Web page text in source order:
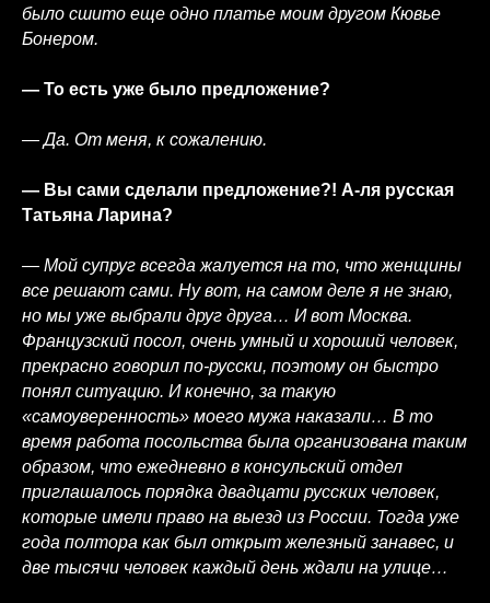
было сшито еще одно платье моим другом Кювье
Бонером.
— То есть уже было предложение?
— Да. От меня, к сожалению.
— Вы сами сделали предложение?! А-ля русская
Татьяна Ларина?
— Мой супруг всегда жалуется на то, что женщины
все решают сами. Ну вот, на самом деле я не знаю,
но мы уже выбрали друг друга… И вот Москва.
Французский посол, очень умный и хороший человек,
прекрасно говорил по-русски, поэтому он быстро
понял ситуацию. И конечно, за такую
«самоуверенность» моего мужа наказали… В то
время работа посольства была организована таким
образом, что ежедневно в консульский отдел
приглашалось порядка двадцати русских человек,
которые имели право на выезд из России. Тогда уже
года полтора как был открыт железный занавес, и
две тысячи человек каждый день ждали на улице…